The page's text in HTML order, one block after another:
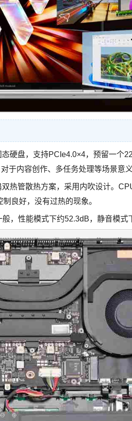
硬盘，支持PCIe4.0×4，预留一个
于内容创作、多任务处理等场景意义
热管散热方案，采用内吹设计。
良好，没有过热的现象。
，性能模式下约52.3dB，静音模式